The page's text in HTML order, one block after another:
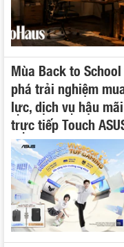
Mùa Back to
phá trải nghiệm
lực, dịch vụ hậu
trực tiếp Touch